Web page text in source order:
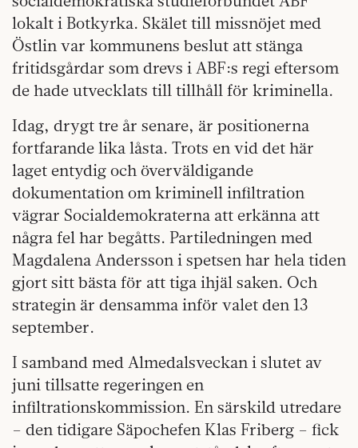
lokalt i Botkyrka. Skälet till missnöjet med
Östlin var kommunens beslut att stänga
fritidsgårdar som drevs i ABF:s regi eftersom
de hade utvecklats till tillhåll för kriminella.
Idag, drygt tre år senare, är positionerna
fortfarande lika låsta. Trots en vid det här
laget entydig och överväldigande
dokumentation om kriminell infiltration
vägrar Socialdemokraterna att erkänna att
några fel har begåtts. Partiledningen med
Magdalena Andersson i spetsen har hela tiden
gjort sitt bästa för att tiga ihjäl saken. Och
strategin är densamma inför valet den 13
september.
I samband med Almedalsveckan i slutet av
juni tillsatte regeringen en
infiltrationskommission. En särskild utredare
– den tidigare Säpochefen Klas Friberg – fick